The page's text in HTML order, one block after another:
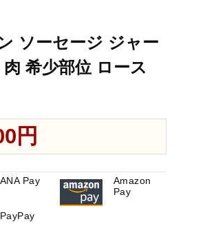
ソーセージ ジャー
希少部位 ロース
円
ANA Pay
Amazon
Pay
PayPay